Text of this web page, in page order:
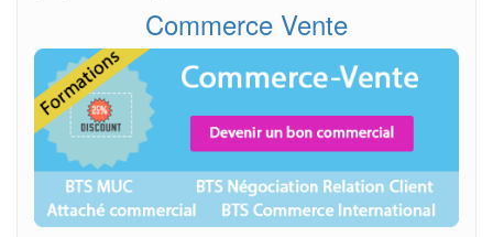
Commerce Vente